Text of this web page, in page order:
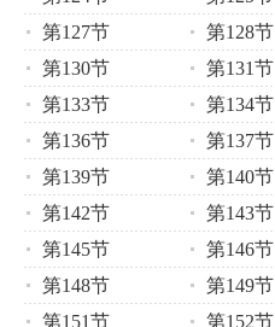
第127节
第128节
第130节
第131节
第133节
第134节
第136节
第137节
第139节
第140节
第142节
第143节
第145节
第146节
第148节
第149节
第151节
第152节